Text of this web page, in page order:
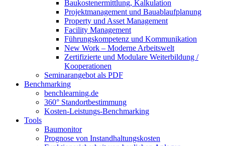
Baukostenermittlung, Kalkulation
Projektmanagement und Bauablaufplanung
Property und Asset Management
Facility Management
Führungskompetenz und Kommunikation
New Work – Moderne Arbeitswelt
Zertifizierte und Modulare Weiterbildung /
Kooperationen
Seminarangebot als PDF
Benchmarking
benchlearning.de
360° Standortbestimmung
Kosten-Leistungs-Benchmarking
Tools
Baumonitor
Prognose von Instandhaltungskosten